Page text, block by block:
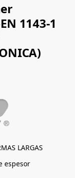
1143-1
LARGAS
espesor